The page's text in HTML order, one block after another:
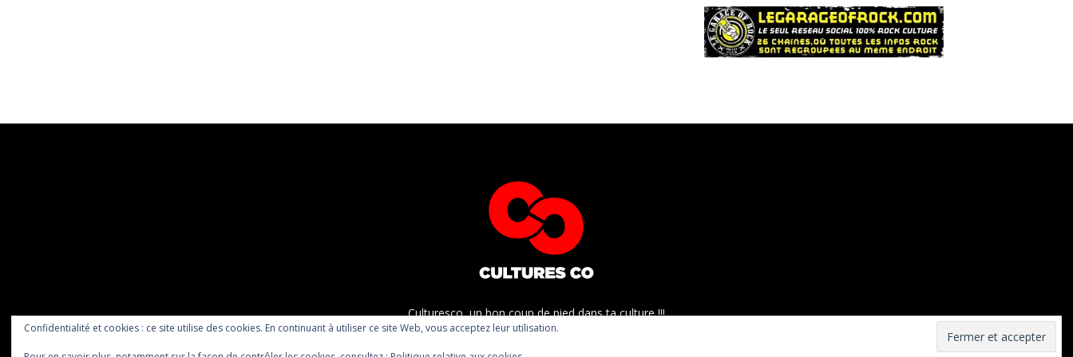
Culturesco, un bon coup de pied dans ta culture !!!
Confidentialité et cookies : ce site utilise des cookies. En continuant à utiliser ce site Web, vous acceptez leur utilisation.